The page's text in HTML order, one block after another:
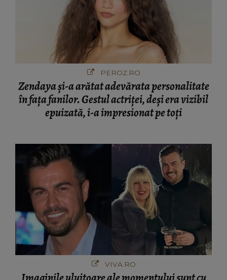
PEROZ.RO
Zendaya și-a arătat adevărata personalitate
în fața fanilor. Gestul actriței, deși era vizibil
epuizată, i-a impresionat pe toți
VIVA.RO